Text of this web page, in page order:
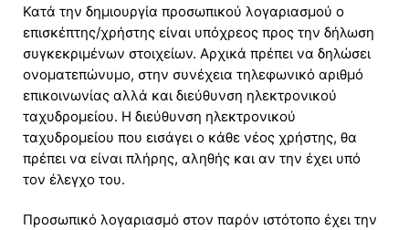
Κατά την δημιουργία προσωπικού λογαριασμού ο
επισκέπτης/χρήστης είναι υπόχρεος προς την δήλωση
συγκεκριμένων στοιχείων. Αρχικά πρέπει να δηλώσει
ονοματεπώνυμο, στην συνέχεια τηλεφωνικό αριθμό
επικοινωνίας αλλά και διεύθυνση ηλεκτρονικού
ταχυδρομείου. Η διεύθυνση ηλεκτρονικού
ταχυδρομείου που εισάγει ο κάθε νέος χρήστης, θα
πρέπει να είναι πλήρης, αληθής και αν την έχει υπό
τον έλεγχο του.
Προσωπικό λογαριασμό στον παρόν ιστότοπο έχει την